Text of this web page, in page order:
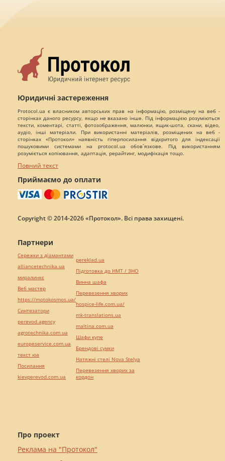
Юридичні застереження
Protocol.ua є власником авторських прав на інформацію, розміщену на веб -
сторінках даного ресурсу, якщо не вказано інше. Під інформацією розуміються
тексти, коментарі, статті, фотозображення, малюнки, ящик-шота, скани, відео,
аудіо, інші матеріали. При використанні матеріалів, розміщених на веб -
сторінках «Протокол» наявність гіперпосилання відкритого для індексації
пошуковими системами на protocol.ua обов`язкове. Під використанням
розуміється копіювання, адаптація, рерайтинг, модифікація тощо.
Повний текст
Приймаємо до оплати
Copyright © 2014-2026 «Протокол». Всі права захищені.
Про проект
Реклама на "Протокол"
Партнери
Сережки з діамантами
alliancetechnika.ua
миралинкс
Веб мастер
https://motokosmos.ua/
Синтезатори
perevod.agency
agrotechnika.com.ua
europeservice.com.ua
текст юа
Посилання
kievperevod.com.ua
pereklad.ua
Підготовка до НМТ / ЗНО
Винна шафа
Перевезення хворих
hospice-life.com.ua/
mk-translations.ua
maltina.com.ua
Шафи купе
Брендові сумки
Натяжні стелі Nova Stelya
Перевезення хворих за
кордон